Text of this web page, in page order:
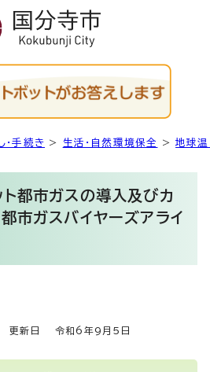
・手続き > 生活・自然環境保全 >地球
都市ガスの導入及びカ
市ガスバイヤーズアライ
更新日 令和6年9月5日